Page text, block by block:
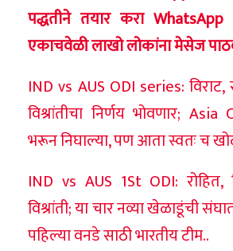
पद्धतीने तयार करा
एकाचवेळी लाखो लोकांना मेसेज
IND vs AUS ODI series: विराट,
विश्रांतीचा निर्णय भोवणार;
भरून निघाल्या, पण आता स्वतः च
IND vs AUS 1St ODI: रोहित,
विश्रांती; या चार नव्या खेळाडूंची
पहिल्या वनडे साठी भारतीय टीम..